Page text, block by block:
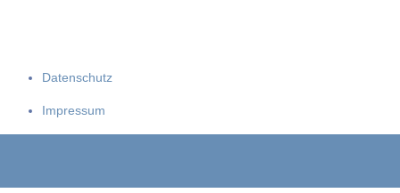
Datenschutz
Impressum